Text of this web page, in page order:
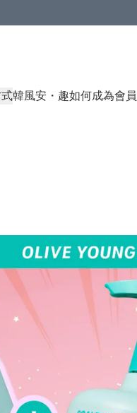
韓風安・趣如何成為會員